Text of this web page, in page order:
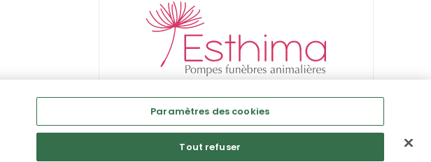
Paramètres des cookies
Tout refuser